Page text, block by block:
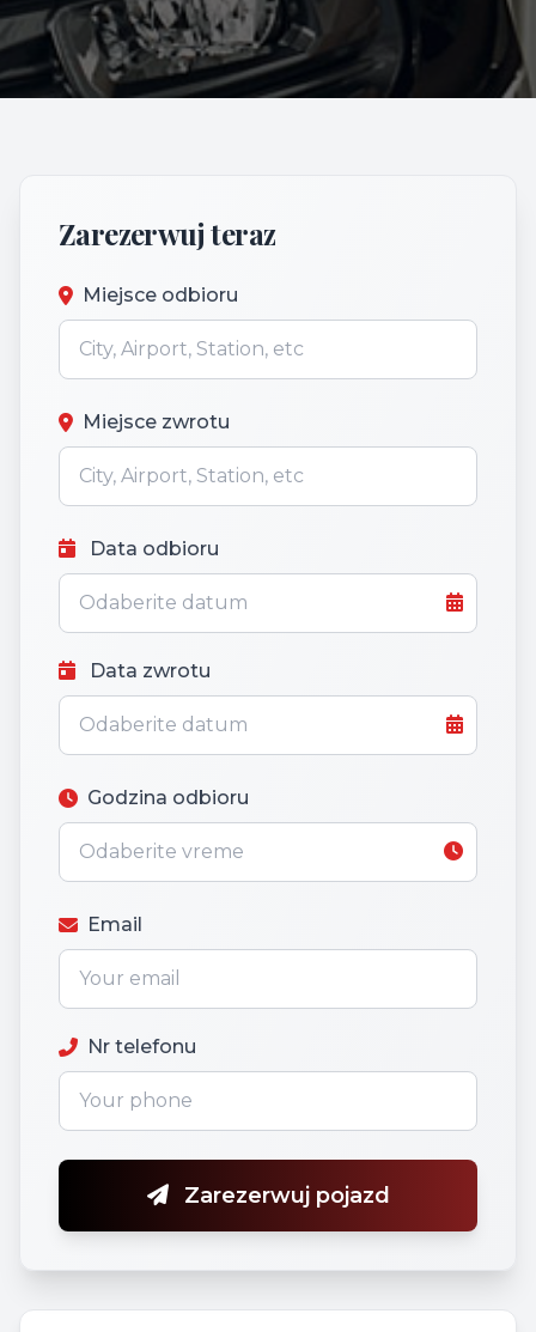
Zarezerwuj teraz
Miejsce odbioru
Miejsce zwrotu
Data odbioru
Data zwrotu
Godzina odbioru
Email
Nr telefonu
Zarezerwuj pojazd